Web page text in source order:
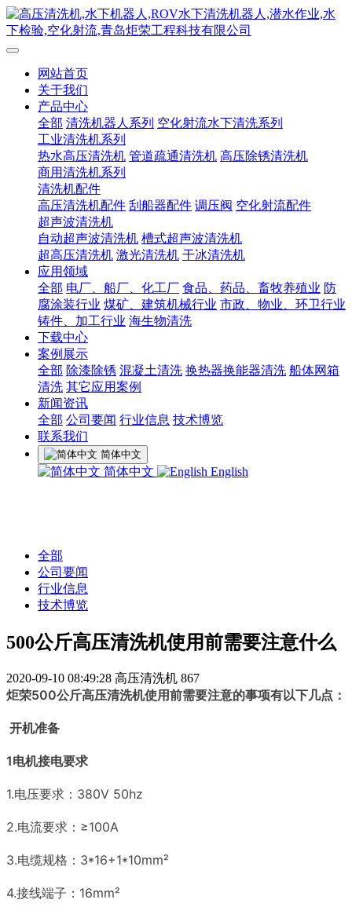
网站首页
关于我们
产品中心
全部 清洗机器人系列 空化射流水下清洗系列
工业清洗机系列
热水高压清洗机 管道疏通清洗机 高压除锈清洗机
商用清洗机系列
清洗机配件
高压清洗机配件 刮船器配件 调压阀 空化射流配件
超声波清洗机
自动超声波清洗机 槽式超声波清洗机
超高压清洗机 激光清洗机 干冰清洗机
应用领域
全部 电厂、船厂、化工厂 食品、药品、畜牧养殖业 防
腐涂装行业 煤矿、建筑机械行业 市政、物业、环卫行业
铸件、加工行业 海生物清洗
下载中心
案例展示
全部 除漆除锈 混凝土清洗 换热器换能器清洗 船体网箱
清洗 其它应用案例
新闻资讯
全部 公司要闻 行业信息 技术博览
联系我们
简体中文
简体中文 English
全部
公司要闻
行业信息
技术博览
500公斤高压清洗机使用前需要注意什么
2020-09-10 08:49:28 高压清洗机 867
炬荣500公斤高压清洗机使用前需要注意的事项有以下几点：
开机准备
1电机接电要求
1.电压要求：380V 50hz
2.电流要求：≥100A
3.电缆规格：3*16+1*10mm²
4.接线端子：16mm²